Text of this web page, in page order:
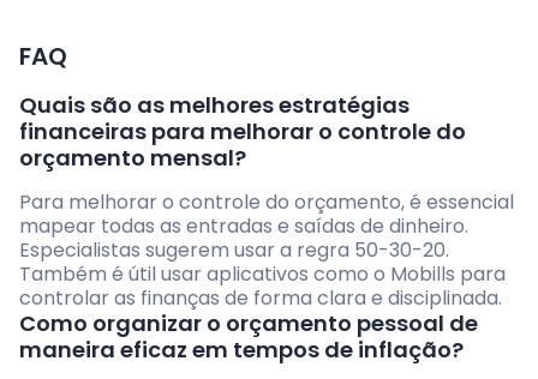
FAQ
Quais são as melhores estratégias
financeiras para melhorar o controle do
orçamento mensal?
Para melhorar o controle do orçamento, é essencial
mapear todas as entradas e saídas de dinheiro.
Especialistas sugerem usar a regra 50-30-20.
Também é útil usar aplicativos como o Mobills para
controlar as finanças de forma clara e disciplinada.
Como organizar o orçamento pessoal de
maneira eficaz em tempos de inflação?